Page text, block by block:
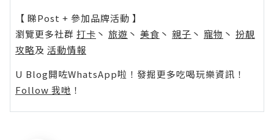
【 睇Post + 參加品牌活動 】
瀏覽更多社群 打卡 丶 旅遊 丶 美食 丶 親子 丶 寵物 丶 扮靚
攻略及 活動情報
U Blog開咗WhatsApp啦！發掘更多吃喝玩樂資訊！
Follow 我哋 ！